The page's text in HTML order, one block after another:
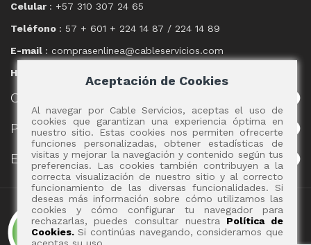
Celular : +57 310 307 24 65
Teléfono : 57 + 601 + 224 14 87 / 224 14 89
E-mail : comprasenlinea@cableservicios.com
Horario
CABLE
POLÍTICAS
EVENTOS
Aceptación de Cookies
Al navegar por Cable Servicios, aceptas el uso de
cookies que garantizan una experiencia óptima en
nuestro sitio. Estas cookies nos permiten ofrecerte
funciones personalizadas, obtener estadísticas de
visitas y mejorar la navegación y contenido según tus
preferencias. Las cookies también contribuyen a la
correcta visualización de nuestro sitio y al correcto
funcionamiento de las diversas funcionalidades. Si
deseas más información sobre cómo utilizamos las
cookies y cómo configurar tu navegador para
rechazarlas, puedes consultar nuestra Política de
Cookies.Si continúas navegando, consideramos que
Copyright 2017 - Cable Servicios S.A.